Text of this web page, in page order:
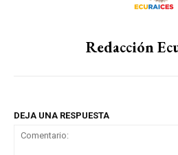
Redacción
DEJA UNA RESPUESTA